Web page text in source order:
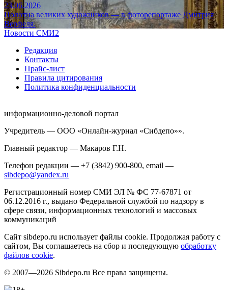
23.06.2026
Полотна великих художников — в фоторепортаже Дмитрия
Верфеля.
Новости СМИ2
Редакция
Контакты
Прайс-лист
Правила цитирования
Политика конфиденциальности
информационно-деловой портал
Учредитель — ООО «Онлайн-журнал «Сибдепо»».
Главный редактор — Макаров Г.Н.
Телефон редакции — +7 (3842) 900-800, email —
sibdepo@yandex.ru
Регистрационный номер СМИ ЭЛ № ФС 77-67871 от
06.12.2016 г., выдано Федеральной службой по надзору в
сфере связи, информационных технологий и массовых
коммуникаций
Сайт sibdepo.ru использует файлы cookie. Продолжая работу с
сайтом, Вы соглашаетесь на сбор и последующую обработку
файлов cookie.
© 2007—2026 Sibdepo.ru Все права защищены.